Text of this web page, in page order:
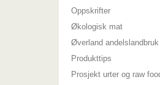
Oppskrifter
Økologisk mat
Øverland andelslandbruk
Produkttips
Prosjekt urter og raw